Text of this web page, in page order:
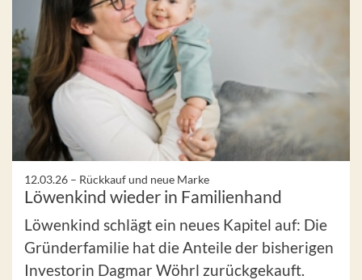
12.03.26 – Rückkauf und neue Marke
Löwenkind wieder in Familienhand
Löwenkind schlägt ein neues Kapitel auf: Die
Gründerfamilie hat die Anteile der bisherigen
Investorin Dagmar Wöhrl zurückgekauft.